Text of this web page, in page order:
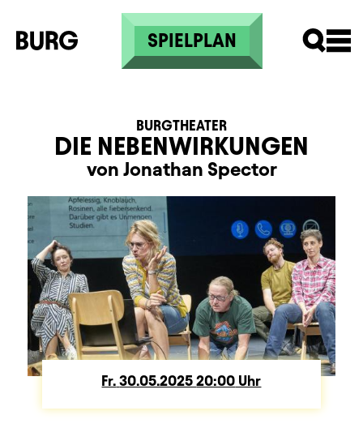
Direkt zum Inhalt
SPIELPLAN
DIE NEBENWIRKUNGEN
BURGTHEATER
von Jonathan Spector
Fr. Freitag
30.05.202520:00 Uhr